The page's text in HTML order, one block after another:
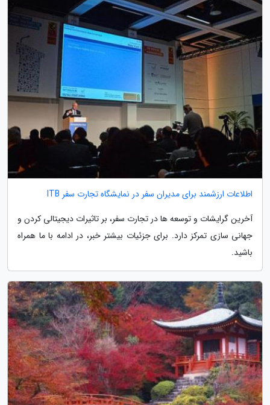
اطلاعات ارزشمند برای مدیران سفر در نمایشگاه تجارت سفر ITB
آخرین گرایشات و توسعه ها در تجارت سفر، بر تاثیرات دیجیتالی کردن و
جهانی سازی تمرکز دارد. برای جزئیات بیشتر خبر، در ادامه با ما همراه
باشید.